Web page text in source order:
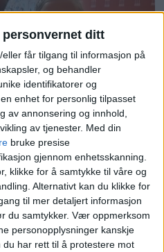
ditt
får tilgang til informasjon på
og behandler
identifikatorer og
enhet for personlig tilpasset
av annonsering og innhold,
av tjenester. Med din
bruke presise
gjennom enhetsskanning.
klikke for å samtykke til våre og
Alternativt kan du klikke for
til mer detaljert informasjon
du samtykker. Vær oppmerksom
personopplysninger kanskje
har rett til å protestere mot
at Sporveien
flere T-baner
CAF
er svartelistet av
israelsk